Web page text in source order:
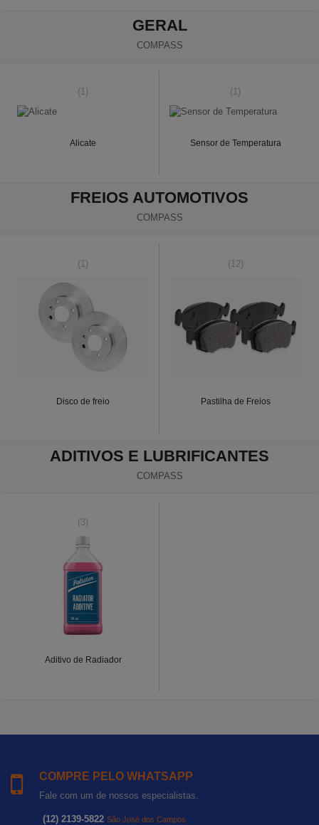
GERAL
COMPASS
(1)
Alicate
(1)
Sensor de Temperatura
FREIOS AUTOMOTIVOS
COMPASS
(1)
Disco de freio
(12)
Pastilha de Freios
ADITIVOS E LUBRIFICANTES
COMPASS
(3)
Aditivo de Radiador
COMPRE PELO WHATSAPP
Fale com um de nossos especialistas.
(12) 2139-5822 São José dos Campos